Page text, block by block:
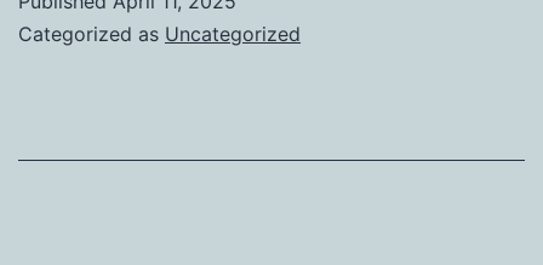
Varianten
Categorized as Uncategorized